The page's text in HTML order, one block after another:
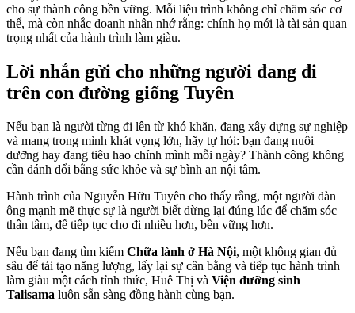
cho sự thành công bền vững. Mỗi liệu trình không chỉ chăm sóc cơ
thể, mà còn nhắc doanh nhân nhớ rằng: chính họ mới là tài sản quan
trọng nhất của hành trình làm giàu.
Lời nhắn gửi cho những người đang đi
trên con đường giống Tuyên
Nếu bạn là người từng đi lên từ khó khăn, đang xây dựng sự nghiệp
và mang trong mình khát vọng lớn, hãy tự hỏi: bạn đang nuôi
dưỡng hay đang tiêu hao chính mình mỗi ngày? Thành công không
cần đánh đổi bằng sức khỏe và sự bình an nội tâm.
Hành trình của Nguyễn Hữu Tuyên cho thấy rằng, một người đàn
ông mạnh mẽ thực sự là người biết dừng lại đúng lúc để chăm sóc
thân tâm, để tiếp tục cho đi nhiều hơn, bền vững hơn.
Nếu bạn đang tìm kiếm Chữa lành ở Hà Nội, một không gian đủ
sâu để tái tạo năng lượng, lấy lại sự cân bằng và tiếp tục hành trình
làm giàu một cách tỉnh thức, Huê Thị và Viện dưỡng sinh
Talisama luôn sẵn sàng đồng hành cùng bạn.